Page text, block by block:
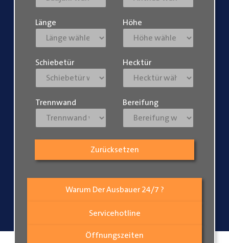
Warum Der Ausbauer 24/7 ?
Servicehotline
Öffnungszeiten
Länge Höhe
Schiebetür Hecktür
Trennwand Bereifung
Zurücksetzen